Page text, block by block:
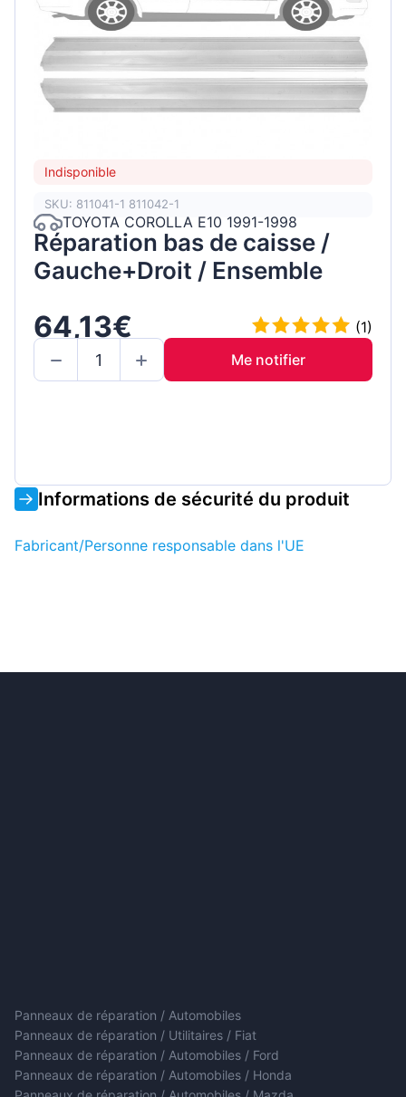
Indisponible
SKU: 811041-1 811042-1
TOYOTA COROLLA E10 1991-1998
Réparation bas de caisse /
Gauche+Droit / Ensemble
64,13€
(1)
Me notifier
Informations de sécurité du produit
Fabricant/Personne responsable dans l'UE
Panneaux de réparation / Automobiles
Panneaux de réparation / Utilitaires / Fiat
Panneaux de réparation / Automobiles / Ford
Panneaux de réparation / Automobiles / Honda